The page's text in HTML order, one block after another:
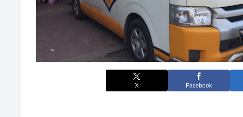
X Facebook